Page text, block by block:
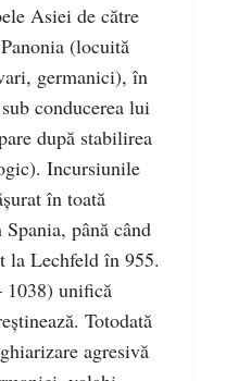
Asiei de către
(locuită
germanici), în
conducerea lui
după stabilirea
Incursiunile
în toată
până când
Lechfeld în 955.
1038) unifică
Totodată
agresivă